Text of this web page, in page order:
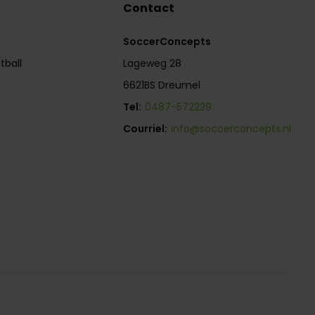
Contact
SoccerConcepts
Lageweg 28
6621BS Dreumel
Tel: 0487-572229
Courriel: info@soccerconcepts.nl